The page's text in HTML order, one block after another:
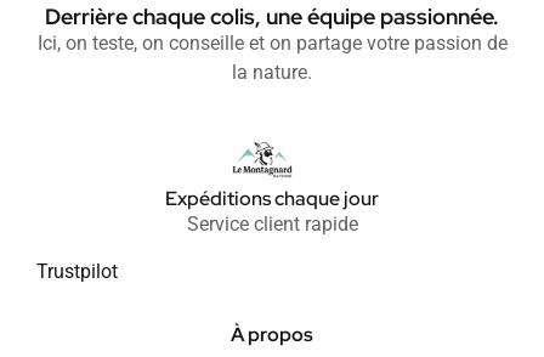
Derrière chaque colis, une équipe passionnée.
Ici, on teste, on conseille et on partage votre passion de
la nature.
Expéditions chaque jour
Service client rapide
Trustpilot
À propos